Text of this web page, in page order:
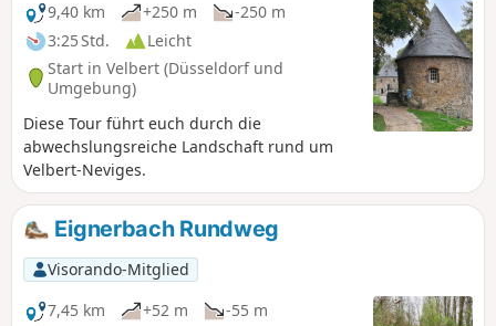
9,40 km
+250 m
-250 m
3:25 Std.
Leicht
Start in Velbert (Düsseldorf und
Umgebung)
Diese Tour führt euch durch die
abwechslungsreiche Landschaft rund um
Velbert-Neviges.
Eignerbach Rundweg
Visorando-Mitglied
7,45 km
+52 m
-55 m